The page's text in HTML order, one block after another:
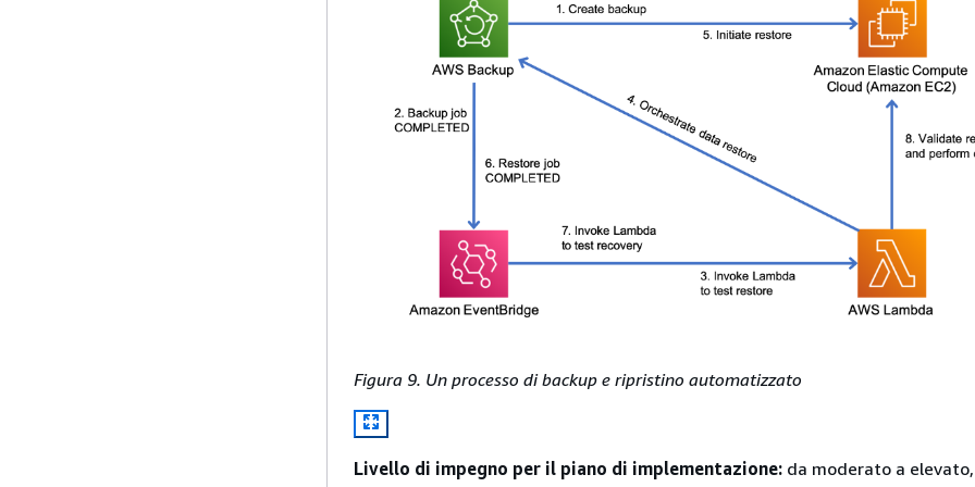
Figura 9. Un processo di backup e ripristino automatizzato
Livello di impegno per il piano di implementazione: da moderato a